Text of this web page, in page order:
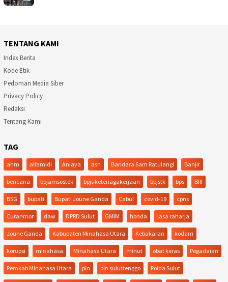
TENTANG KAMI
Index Berita
Kode Etik
Pedoman Media Siber
Privacy Policy
Redaksi
Tentang Kami
TAG
ahm alfamidi Aniaya asn Bandara Sam Ratulangi Banjir
bencana bpjamsostek bpjs ketenagakerjaan bpjstk bps BRI
BSG bupati Bupati Joune Ganda Cabul covid-19 cpns
Curanmor daw DPRD Sulut GMIM honda jasa raharja
Joune Ganda Kabupaten Minahasa Utara Kebakaran kodam
korupsi minahasa Minahasa Utara minut obat keras Pegadaian
Pemkab Minahasa Utara pln pln suluttenggo Polda Sulut